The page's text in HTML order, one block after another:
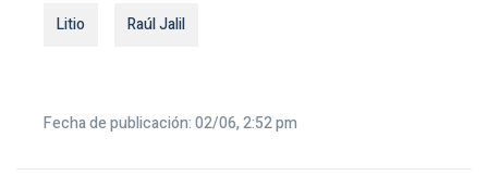
Litio Raúl Jalil
Fecha de publicación: 02/06, 2:52 pm